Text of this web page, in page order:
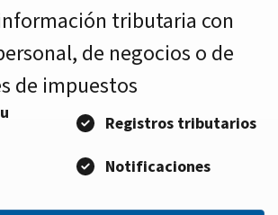
tributaria con
de negocios o de
de impuestos
Registros tributarios
Notificaciones